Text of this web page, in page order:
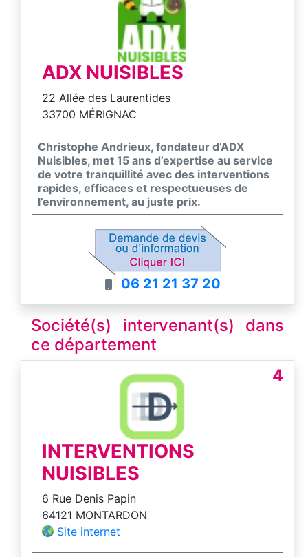
ADX NUISIBLES
22 Allée des Laurentides
33700 MÉRIGNAC
Christophe Andrieux, fondateur d’ADX
Nuisibles, met 15 ans d’expertise au service
de votre tranquillité avec des interventions
rapides, efficaces et respectueuses de
l’environnement, au juste prix.
06 21 21 37 20
Société(s) intervenant(s) dans
ce département
4
INTERVENTIONS
NUISIBLES
6 Rue Denis Papin
64121 MONTARDON
Site internet